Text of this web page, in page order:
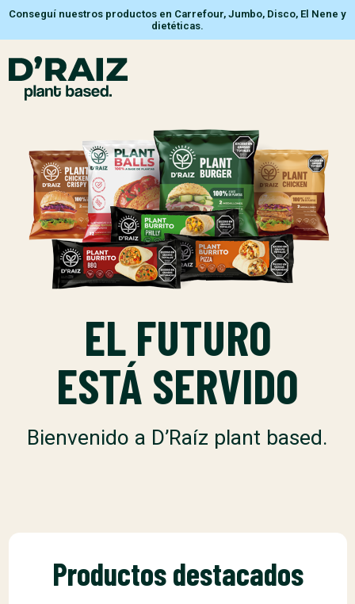
Conseguí nuestros productos en Carrefour, Jumbo, Disco, El Nene y
dietéticas.
EL FUTURO
ESTÁ SERVIDO
Bienvenido a D’Raíz plant based.
Productos destacados